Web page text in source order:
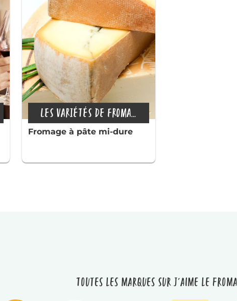
LES VARIÉTÉS DE FROMAGE
Fromage à pâte mi-dure
Toutes les marques sur J'aime le